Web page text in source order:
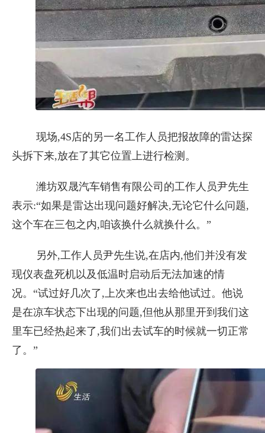
现场,4S店的另一名工作人员把报故障的雷达探
头拆下来,放在了其它位置上进行检测。
潍坊双晟汽车销售有限公司的工作人员尹先生
表示:“如果是雷达出现问题好解决,无论它什么问题,
这个车在三包之内,咱该换什么就换什么。”
另外,工作人员尹先生说,在店内,他们并没有发
现仪表盘死机以及低温时启动后无法加速的情
况。“试过好几次了,上次来也出去给他试过。他说
是在凉车状态下出现的问题,但他从那里开到我们这
里车已经热起来了,我们出去试车的时候就一切正常
了。”